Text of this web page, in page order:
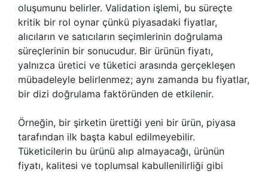
oluşumunu belirler. Validation işlemi, bu süreçte
kritik bir rol oynar çünkü piyasadaki fiyatlar,
alıcıların ve satıcıların seçimlerinin doğrulama
süreçlerinin bir sonucudur. Bir ürünün fiyatı,
yalnızca üretici ve tüketici arasında gerçekleşen
mübadeleyle belirlenmez; aynı zamanda bu fiyatlar,
bir dizi doğrulama faktöründen de etkilenir.
Örneğin, bir şirketin ürettiği yeni bir ürün, piyasa
tarafından ilk başta kabul edilmeyebilir.
Tüketicilerin bu ürünü alıp almayacağı, ürünün
fiyatı, kalitesi ve toplumsal kabullenilirliği gibi